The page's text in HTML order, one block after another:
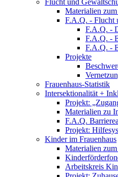
Flucht und
Materialien
F.A.Q. - Flucht
F.A.Q. -
F.A.Q. -
F.A.Q. -
Projekte
Frauenhaus-Statistik
Intersektionalität +
Projekt:
Materialien zu
F.A.Q.
Projekt:
Kinder im Frauenhaus
Materialien
Arbeitskreis